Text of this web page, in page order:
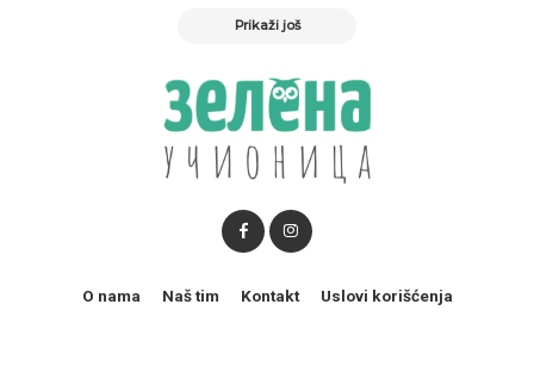
Prikaži još
O nama Naš tim Kontakt Uslovi korišćenja